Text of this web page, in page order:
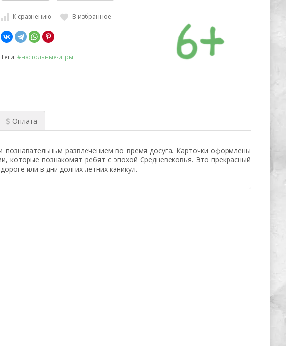
К сравнению В избранное
Теги: #настольные-игры
Оплата
развлечением во время досуга. Карточки оформлены
которые познакомят ребят с эпохой Средневековья. Это прекрасный
или в дни долгих летних каникул.